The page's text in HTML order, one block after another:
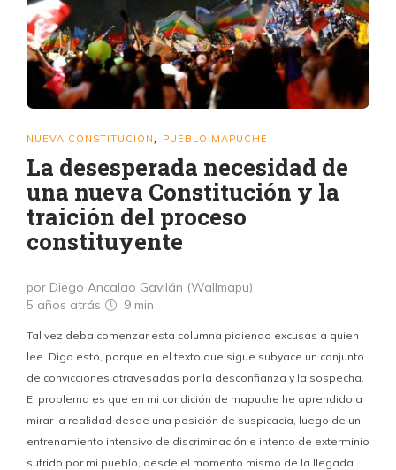
NUEVA CONSTITUCIÓN PUEBLO MAPUCHE
La desesperada necesidad de
una nueva Constitución y la
traición del proceso
constituyente
por Diego Ancalao Gavilán (Wallmapu)
5 años atrás
9 min
Tal vez deba comenzar esta columna pidiendo excusas a quien
lee. Digo esto, porque en el texto que sigue subyace un conjunto
de convicciones atravesadas por la desconfianza y la sospecha.
El problema es que en mi condición de mapuche he aprendido a
mirar la realidad desde una posición de suspicacia, luego de un
entrenamiento intensivo de discriminación e intento de exterminio
sufrido por mi pueblo, desde el momento mismo de la llegada